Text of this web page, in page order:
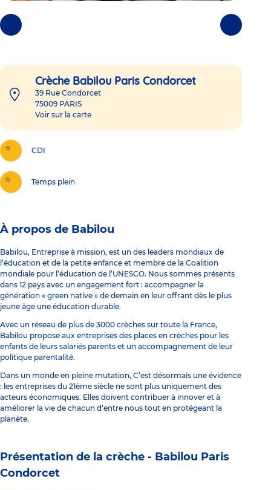
Photos
précédentes
Photos
suivantes
Crèche Babilou Paris Condorcet
39 Rue Condorcet
75009 PARIS
Voir sur la carte
CDI
Temps plein
À propos de Babilou
Babilou, Entreprise à mission, est un des leaders mondiaux de
l’éducation et de la petite enfance et membre de la Coalition
mondiale pour l’éducation de l’UNESCO. Nous sommes présents
dans 12 pays avec un engagement fort : accompagner la
génération « green native » de demain en leur offrant dès le plus
jeune âge une éducation durable.
Avec un réseau de plus de 3000 crèches sur toute la France,
Babilou propose aux entreprises des places en crèches pour les
enfants de leurs salariés parents et un accompagnement de leur
politique parentalité.
Dans un monde en pleine mutation, C’est désormais une évidence
: les entreprises du 21ème siècle ne sont plus uniquement des
acteurs économiques. Elles doivent contribuer à innover et à
améliorer la vie de chacun d’entre nous tout en protégeant la
planète.
Présentation de la crèche - Babilou Paris
Condorcet